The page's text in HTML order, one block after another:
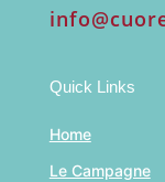
Quick Links
Home
Le Campagne